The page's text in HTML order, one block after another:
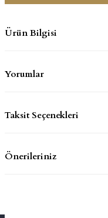
Ürün Bilgisi
Yorumlar
Taksit Seçenekleri
Önerileriniz